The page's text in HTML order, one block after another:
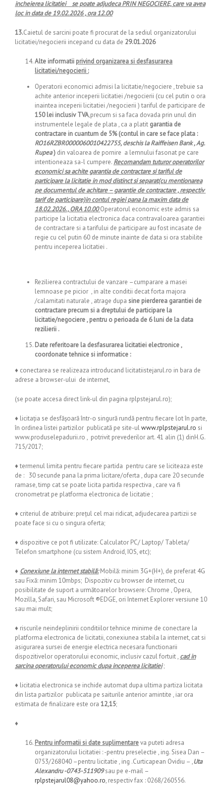
incheierea licitatiei se poate adjudeca PRIN NEGOCIERE, care va avea
loc in data de 19.02.2026 , ora 12.00
13.Caietul de sarcini poate fi procurat de la sediul organizatorului
licitatiei/negocierii incepand cu data de 29.01.2026
Alte informatii privind organizarea si desfasurarea
licitatiei/negocierii :
Operatorii economici admisi la licitatie/negociere , trebuie sa
achite anterior inceperii licitatiei /negocierii (cu cel putin o ora
inaintea inceperii licitatiei /negocierii ) tariful de participare de
150 lei inclusiv TVA,precum si sa faca dovada prin unul din
instrumentele legale de plata , ca a platit garantia de
contractare in cuantum de 5% (contul in care se face plata :
RO16RZBR0000060010422755, deschis la Raiffeisen Bank , Ag.
Rupea) din valoarea de pornire a lemnului fasonat pe care
intentioneaza sa-l cumpere. Recomandam tuturor operatorilor
economici sa achite garantia de contractare si tariful de
participare la licitatie in mod distinct si separat(cu mentionarea
pe documentul de achitare – garantie de contractare , respectiv
tarif de participare)in contul regiei pana la maxim data de
18.02.2026., ORA 10.00Operatorul economic este admis sa
participe la licitatia electronica daca contravaloarea garantiei
de contractare si a tarifului de participare au fost incasate de
regie cu cel putin 60 de minute inainte de data si ora stabilite
pentru inceperea licitatiei .
Rezilierea contractului de vanzare –cumparare a masei
lemnoase pe picior , in alte conditii decat forta majora
/calamitati naturale , atrage dupa sine pierderea garantiei de
contractare precum si a dreptului de participare la
licitatie/negociere , pentru o perioada de 6 luni de la data
rezilierii .
Date referitoare la desfasurarea licitatiei electronice ,
coordonate tehnice si informatice :
♦ conectarea se realizeaza introducand licitatiistejarul.ro in bara de
adrese a browser-ului de internet,
(se poate accesa direct link-ul din pagina rplpstejarul.ro);
♦ licitaţia se desfăşoară într-o singură rundă pentru fiecare lot în parte,
în ordinea listei partizilor publicată pe site-ulwww.rplpstejarul.ro si
www.produselepadurii.ro , potrivit prevederilor art. 41 alin (1) dinH.G.
715/2017;
♦ termenul limita pentru fiecare partida pentru care se liciteaza este
de : 30 secunde pana la prima licitare/oferta , dupa care 20 secunde
ramase, timp cat se poate licita partida respectiva , care va fi
cronometrat pe platforma electronica de licitatie ;
♦ criteriul de atribuire: preţul cel mai ridicat, adjudecarea partizii se
poate face si cu o singura oferta;
♦ dispozitive ce pot fi utilizate: Calculator PC/ Laptop/ Tableta/
Telefon smartphone (cu sistem Android, IOS, etc);
♦ Conexiune la internet stabilă:Mobilă: minim 3G+(H+), de preferat 4G
sau Fixă: minim 10mbps; Dispozitiv cu browser de internet, cu
posibilitate de suport a următoarelor browsere: Chrome , Opera,
Mozilla, Safari, sau Microsoft ®EDGE, ori Internet Explorer versiune 10
sau mai mult;
♦ riscurile neindeplinirii conditiilor tehnice minime de conectare la
platforma electronica de licitatii, conexiunea stabila la internet, cat si
asigurarea sursei de energie electrica necesara functionarii
dispozitivelor operatorului economic, inclusiv cazul fortuit , cad in
sarcina operatorului economic dupa inceperea licitatiei;
♦ licitatia electronica se inchide automat dupa ultima partiza licitata
din lista partizilor publicata pe saiturile anterior amintite , iar ora
estimata de finalizare este ora 12,15;
♦
Pentru informatii si date suplimentareva puteti adresa
organizatorului licitatiei : -pentru preselectie , ing. Sisea Dan –
0753/268040 –pentru licitatie , ing .Curticapean Ovidiu – ,Uta
Alexandru -0743-511909sau pe e-mail –
rplpstejarul08@yahoo.ro, respectiv fax : 0268/260556.